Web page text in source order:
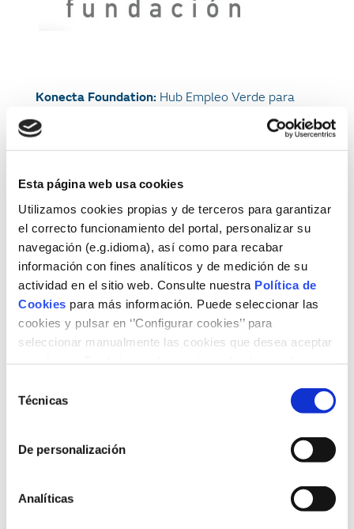
Esta página web usa cookies
Utilizamos cookies propias y de terceros para garantizar
el correcto funcionamiento del portal, personalizar su
navegación (e.g.idioma), así como para recabar
información con fines analíticos y de medición de su
actividad en el sitio web. Consulte nuestra Política de
Cookies para más información. Puede seleccionar las
cookies y pulsar en ‘’Configurar cookies’’ para
seleccionar manualmente las cookies que desea aceptar
Técnicas
De personalización
Analíticas
Konecta Foundation: Hub Empleo Verde para
El objetivo principal es impulsar oportunidades de
Energías Renovables, especialmente para jóvenes y
personas vulnerables, mejorando su empleabilidad
a través de formación y cualificación, tanto en
empresas por cuenta ajena, como potenciando a
aquellos que deseen emprender un negocio propio.
Al mismo tiempo, impulsan la investigación y
generación de conocimiento en la materia, a través
de Retos Sostenibles en los que involucran a los
diferentes colaboradores del proyecto.